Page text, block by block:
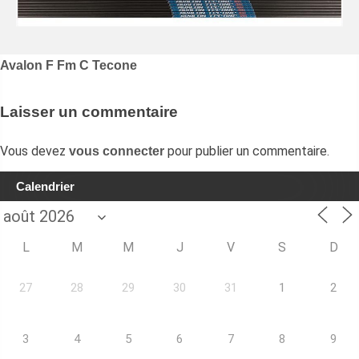
Navigation
l’article
Avalon F Fm C Tecone
Laisser un commentaire
Vous devez vous connecter pour publier un commentaire.
Calendrier
L M M J V S D
27 28 29 30 31 1 2
3 4 5 6 7 8 9